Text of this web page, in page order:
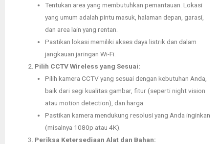
Tentukan area yang membutuhkan pemantauan. Lokasi
yang umum adalah pintu masuk, halaman depan, garasi,
dan area lain yang rentan.
Pastikan lokasi memiliki akses daya listrik dan dalam
jangkauan jaringan Wi-Fi.
Pilih CCTV Wireless yang Sesuai:
Pilih kamera CCTV yang sesuai dengan kebutuhan Anda,
baik dari segi kualitas gambar, fitur (seperti night vision
atau motion detection), dan harga.
Pastikan kamera mendukung resolusi yang Anda inginkan
(misalnya 1080p atau 4K).
Periksa Ketersediaan Alat dan Bahan: